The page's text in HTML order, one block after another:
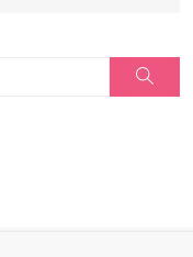
kiếm